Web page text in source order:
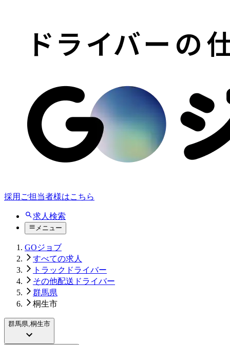
採用ご担当者様はこちら
求人検索
メニュー
GOジョブ
すべての求人
トラックドライバー
その他配送ドライバー
群馬県
桐生市
群馬県,桐生市